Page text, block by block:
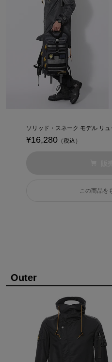
ソリッド・スネーク モデル リュ
¥16,280 （税込）
この商品を
Outer